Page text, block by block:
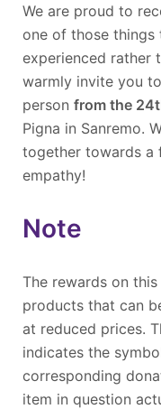
We are proud to
one of those things
experienced rather
warmly invite you
person from the 24
Pigna in Sanremo.
together towards a
empathy!
Note
The rewards on
products that can
at reduced prices.
indicates the
corresponding
item in question